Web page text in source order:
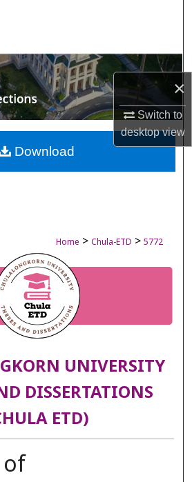
×
Switch to
desktopview
Collections
My Account
About
Commons Network™
Home > Chula-ETD > 5772
UNIVERSITY
DISSERTATIONS
ETD)
Download